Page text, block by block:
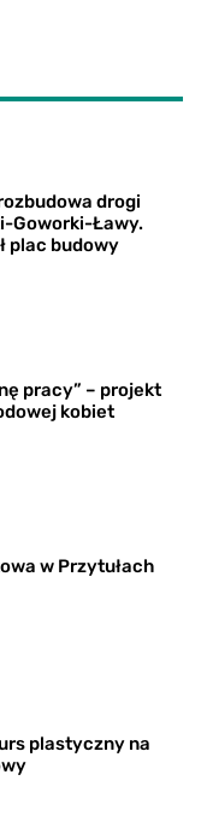
drogi
Goworki-Ławy.
plac budowy
pracy” – projekt
kobiet
w Przytułach
plastyczny na